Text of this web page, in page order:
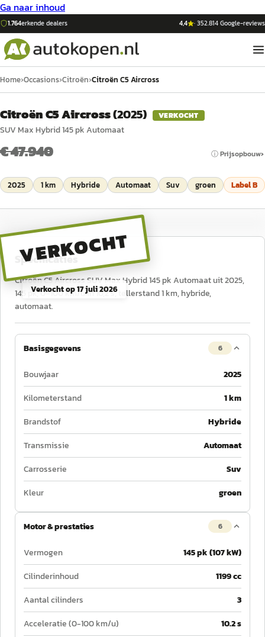
Ga naar inhoud
1.764erkende dealers 4,4 ·352.814Google-reviews
Home›Occasions›Citroën›Citroën C5 Aircross
Citroën C5 Aircross(2025) VERKOCHT
SUV Max Hybrid 145 pk Automaat
€ 47.940 ⓘ Prijsopbouw
2025 1 km Hybride Automaat Suv groen LabelB
VERKOCHT
Verkocht op17 juli 2026
Specificaties
Citroën C5 Aircross SUV Max Hybrid 145 pk Automaat uit 2025,
145 pk, 0–100 km/u in 10,2 s, tellerstand 1 km, hybride,
automaat.
Basisgegevens 6
Bouwjaar
2025
Kilometerstand
1 km
Brandstof
Hybride
Transmissie
Automaat
Carrosserie
Suv
Kleur
groen
Motor & prestaties 6
Vermogen
145 pk (107 kW)
Cilinderinhoud
1199 cc
Aantal cilinders
3
Acceleratie (0-100 km/u)
10.2 s